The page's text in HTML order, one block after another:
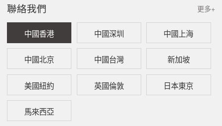
許多州還要求在申請“外州註冊”時提交從您的原始註冊州
出具的良好存續證明，以證實該公司存在並有跨州經營
的能力。
要註冊外州公司，您還需要在擬註冊的州指定一個註冊
代理，該代理必須在州內擁有實際地址。然後您需要完
整填完外州公司註冊申請表，並將其他所需資料並申請
更多+
聯絡我們
中國香港 中國深圳 中國上海
中國北京 中國台灣 新加坡
美國紐約 英國倫敦 日本東京
馬來西亞